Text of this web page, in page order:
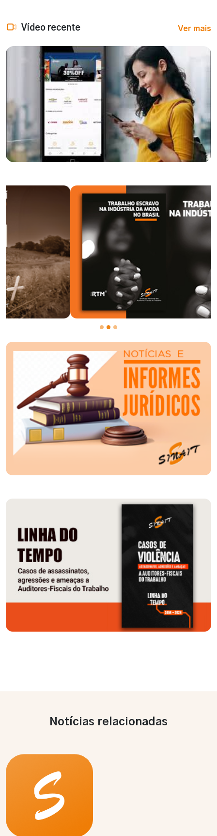
Vídeo recente Ver mais
Notícias relacionadas